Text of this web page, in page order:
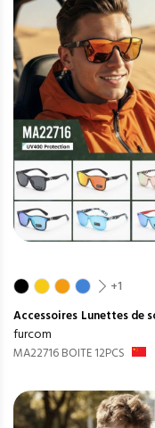
+1
Accessoires Lunettes de
furcom
MA22716 BOITE 12PCS